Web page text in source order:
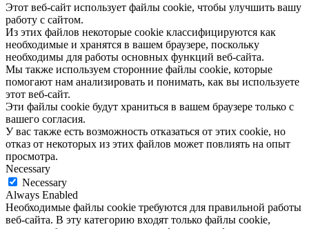
Этот веб-сайт использует файлы cookie, чтобы улучшить вашу
работу с сайтом.
Из этих файлов некоторые cookie классифицируются как
необходимые и хранятся в вашем браузере, поскольку
необходимы для работы основных функций веб-сайта.
Мы также используем сторонние файлы cookie, которые
помогают нам анализировать и понимать, как вы используете
этот веб-сайт.
Эти файлы cookie будут храниться в вашем браузере только с
вашего согласия.
У вас также есть возможность отказаться от этих cookie, но
отказ от некоторых из этих файлов может повлиять на опыт
просмотра.
Necessary
Necessary
Always Enabled
Необходимые файлы cookie требуются для правильной работы
веб-сайта. В эту категорию входят только файлы cookie,